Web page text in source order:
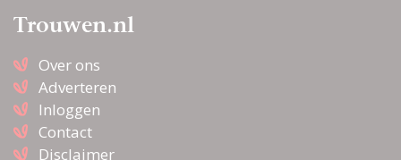
Trouwen.nl
Over ons
Adverteren
Inloggen
Contact
Disclaimer